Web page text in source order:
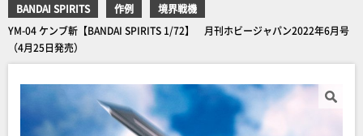
BANDAI SPIRITS
作例
境界戦機
YM-04 ケンブ斬【BANDAI SPIRITS 1/72】 月刊ホビージャパン2022年6月号
（4月25日発売）